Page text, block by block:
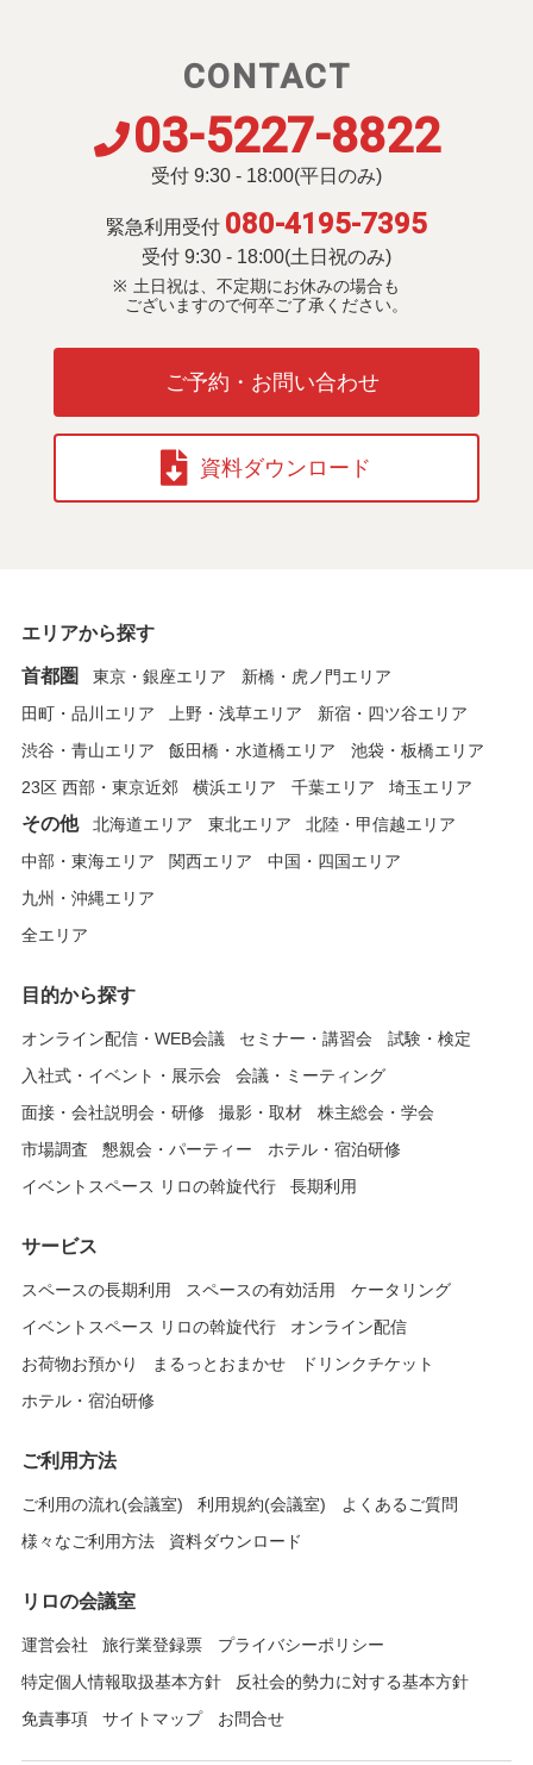
CONTACT
03-5227-8822
受付 9:30 - 18:00(平日のみ)
緊急利用受付 080-4195-7395
受付 9:30 - 18:00(土日祝のみ)
土日祝は、不定期にお休みの場合も
ございますので何卒ご了承ください。
ご予約・お問い合わせ
資料ダウンロード
エリアから探す
首都圏 東京・銀座エリア
新橋・虎ノ門エリア
田町・品川エリア
上野・浅草エリア
新宿・四ツ谷エリア
渋谷・青山エリア
飯田橋・水道橋エリア
池袋・板橋エリア
23区 西部・東京近郊
横浜エリア 千葉エリア 埼玉エリア
その他 北海道エリア 東北エリア
北陸・甲信越エリア
中部・東海エリア
関西エリア
中国・四国エリア
九州・沖縄エリア
全エリア
目的から探す
オンライン配信・WEB会議 セミナー・講習会
試験・検定
入社式・イベント・展示会
会議・ミーティング
面接・会社説明会・研修
撮影・取材
株主総会・学会
市場調査
懇親会・パーティー
ホテル・宿泊研修
イベントスペース リロの斡旋代行
長期利用
サービス
スペースの長期利用 スペースの有効活用
ケータリング
イベントスペース リロの斡旋代行
オンライン配信
お荷物お預かり
まるっとおまかせ
ドリンクチケット
ホテル・宿泊研修
ご利用方法
ご利用の流れ(会議室) 利用規約(会議室)
よくあるご質問
様々なご利用方法
資料ダウンロード
リロの会議室
運営会社 旅行業登録票
プライバシーポリシー
特定個人情報取扱基本方針
反社会的勢力に対する基本方針
免責事項
サイトマップ お問合せ